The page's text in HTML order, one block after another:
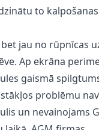
to kalpošanas
jau no rūpnīcas
Ap ekrāna
gaismā
problēmu
un nevainojams